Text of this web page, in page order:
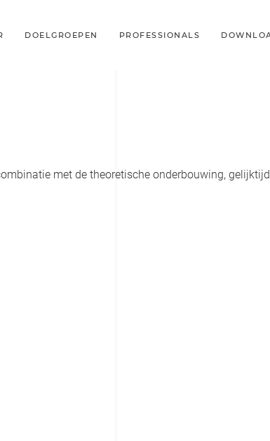
DOELGROEPEN PROFESSIONALS
met de theoretische onderbouwing,